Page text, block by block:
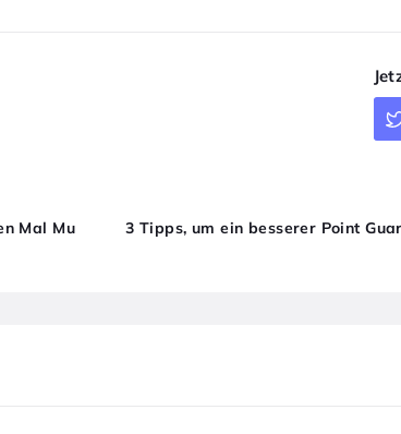
Mal Mu
3 Tipps, um ein besserer Point